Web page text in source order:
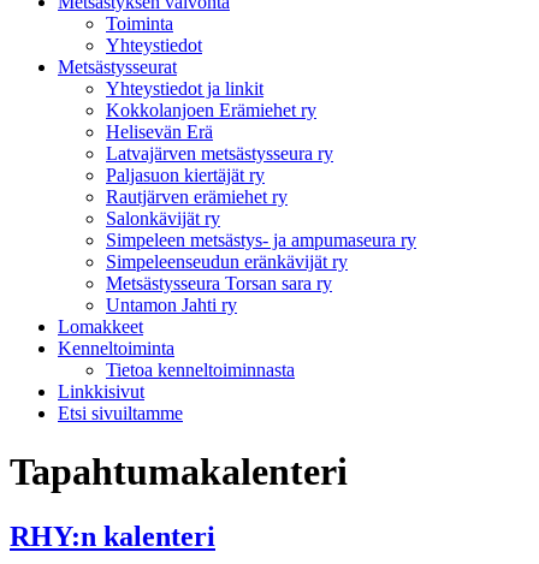
Toiminta
Yhteystiedot
Metsästysseurat
Yhteystiedot ja linkit
Kokkolanjoen Erämiehet ry
Helisevän Erä
Latvajärven metsästysseura ry
Paljasuon kiertäjät ry
Rautjärven erämiehet ry
Salonkävijät ry
Simpeleen metsästys- ja ampumaseura ry
Simpeleenseudun eränkävijät ry
Metsästysseura Torsan sara ry
Untamon Jahti ry
Lomakkeet
Kenneltoiminta
Tietoa kenneltoiminnasta
Linkkisivut
Etsi sivuiltamme
Tapahtumakalenteri
RHY:n kalenteri